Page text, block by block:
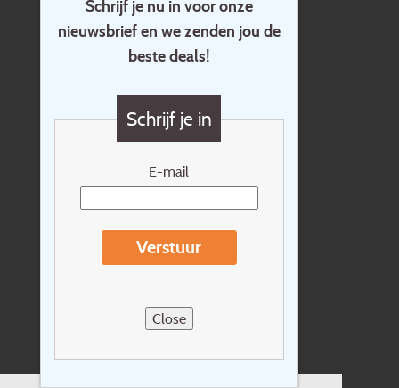
Schrijf je nu in voor onze
nieuwsbrief en we zenden jou de
beste deals!
Schrijf je in
E-mail
Verstuur
Close
Home
Contact
Vragen?
Cadeaubon
Nieuwsbrief
Reisvoorwaarden
Sitemap